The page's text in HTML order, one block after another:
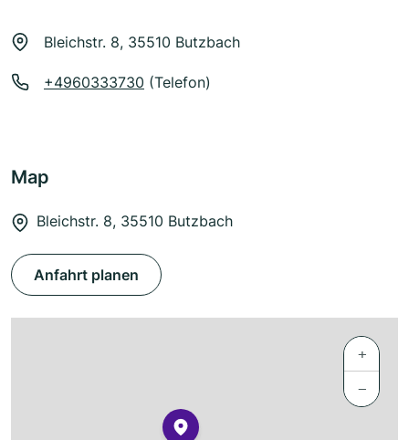
Bleichstr. 8, 35510 Butzbach
+4960333730 (Telefon)
Map
Bleichstr. 8, 35510 Butzbach
Anfahrt planen
+
−